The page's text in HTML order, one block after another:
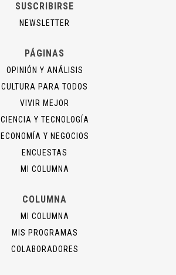
SUSCRIBIRSE
NEWSLETTER
PÁGINAS
OPINIÓN Y ANÁLISIS
CULTURA PARA TODOS
VIVIR MEJOR
CIENCIA Y TECNOLOGÍA
ECONOMÍA Y NEGOCIOS
ENCUESTAS
MI COLUMNA
COLUMNA
MI COLUMNA
MIS PROGRAMAS
COLABORADORES